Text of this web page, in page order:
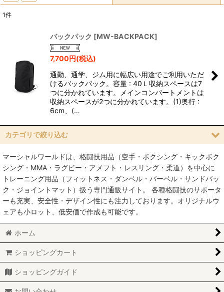
絞り込む
1件
バックパック [MW-BACKPACK]
7,700円(税込)
通勤、通学、ジム用に幅広い用途でご利用いただ
けるバックパック。容量 : 40Ｌ収納スペースは7
つに分かれています。メインコンパートメントは
収納スペースが2つに分かれています。(1)奥行 :
6cm、(…
カテゴリで絞り込む
アパレル (全商品)
ラッシュガード
ショーツ
スパッツ
ジャージ
バッグ
マーシャルワールドは、格闘技用品（空手・ボクシング・キックボク
シング・MMA・ラグビー・アメフト・レスリング・柔道）を中心に
トレーニング用品（フィットネス・ダンベル・バーベル・サンドバッ
ク・ジョイントマット）扱う専門通販サイト。 各種格闘技のサポータ
ーも充実、安全性・デザイン性にも注力しております。オリジナルウ
ェアも小ロット、低安価で作成も可能です。
ホーム
ショッピングカート
ショッピングガイド